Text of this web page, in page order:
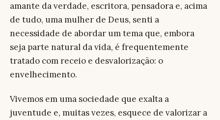
amante da verdade, escritora, pensadora e, acima
de tudo, uma mulher de Deus, senti a
necessidade de abordar um tema que, embora
seja parte natural da vida, é frequentemente
tratado com receio e desvalorização: o
envelhecimento.
Vivemos em uma sociedade que exalta a
juventude e, muitas vezes, esquece de valorizar a